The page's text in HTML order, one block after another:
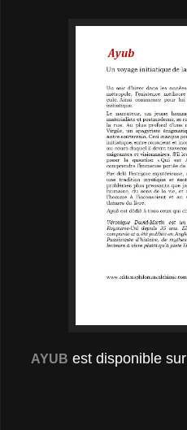
AYUB est disponible sur